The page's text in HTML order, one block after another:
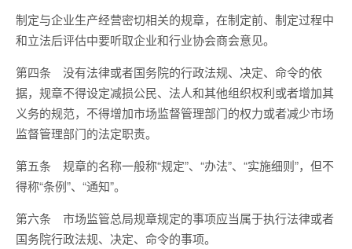
制定与企业生产经营密切相关的规章，在制定前、制定过程中
和立法后评估中要听取企业和行业协会商会意见。
第四条 没有法律或者国务院的行政法规、决定、命令的依
据，规章不得设定减损公民、法人和其他组织权利或者增加其
义务的规范，不得增加市场监督管理部门的权力或者减少市场
监督管理部门的法定职责。
第五条 规章的名称一般称“规定”、“办法”、“实施细则”，但不
得称“条例”、“通知”。
第六条 市场监管总局规章规定的事项应当属于执行法律或者
国务院行政法规、决定、命令的事项。